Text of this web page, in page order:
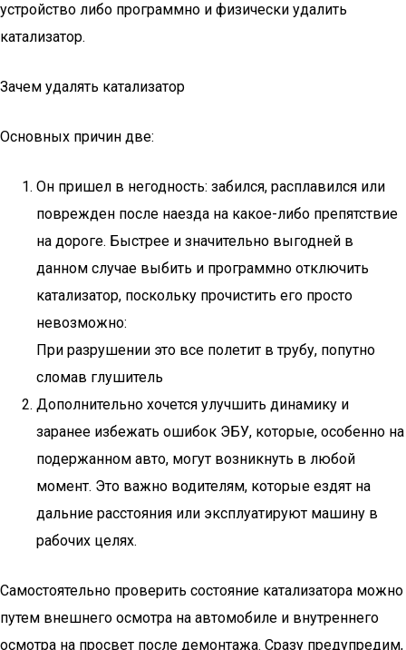
устройство либо программно и физически удалить
катализатор.
Зачем удалять катализатор
Основных причин две:
Он пришел в негодность: забился, расплавился или
поврежден после наезда на какое-либо препятствие
на дороге. Быстрее и значительно выгодней в
данном случае выбить и программно отключить
катализатор, поскольку прочистить его просто
невозможно:
При разрушении это все полетит в трубу, попутно
сломав глушитель
Дополнительно хочется улучшить динамику и
заранее избежать ошибок ЭБУ, которые, особенно на
подержанном авто, могут возникнуть в любой
момент. Это важно водителям, которые ездят на
дальние расстояния или эксплуатируют машину в
рабочих целях.
Самостоятельно проверить состояние катализатора можно
путем внешнего осмотра на автомобиле и внутреннего
осмотра на просвет после демонтажа. Сразу предупредим,